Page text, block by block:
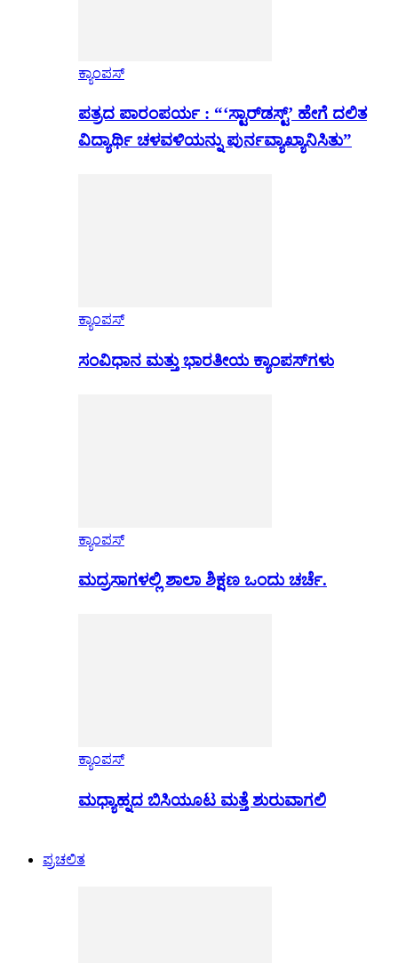
ಕ್ಯಾಂಪಸ್
ಪತ್ರದ ಪಾರಂಪರ್ಯ : “‘ಸ್ಟಾರ್‌ಡಸ್ಟ್’ ಹೇಗೆ ದಲಿತ
ವಿದ್ಯಾರ್ಥಿ ಚಳವಳಿಯನ್ನು ಪುರ್ನವ್ಯಾಖ್ಯಾನಿಸಿತು”
ಕ್ಯಾಂಪಸ್
ಸಂವಿಧಾನ ಮತ್ತು ಭಾರತೀಯ ಕ್ಯಾಂಪಸ್‌ಗಳು
ಕ್ಯಾಂಪಸ್
ಮದ್ರಸಾಗಳಲ್ಲಿ ಶಾಲಾ ಶಿಕ್ಷಣ ಒಂದು ಚರ್ಚೆ.
ಕ್ಯಾಂಪಸ್
ಮಧ್ಯಾಹ್ನದ ಬಿಸಿಯೂಟ ಮತ್ತೆ ಶುರುವಾಗಲಿ
ಪ್ರಚಲಿತ